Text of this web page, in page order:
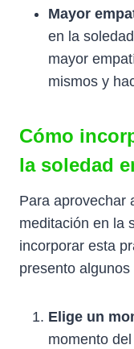
Mayor
en la
mayor
mismos y
Cómo
la soledad
Para aprovechar
meditación en la
incorporar esta
presento
Elige un
momento